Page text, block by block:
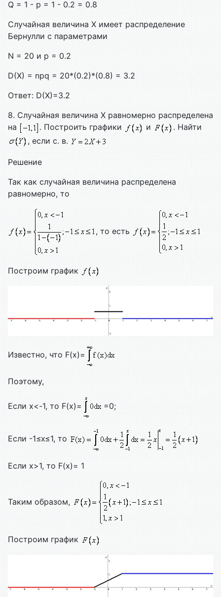
Q = 1 - p = 1 - 0.2 = 0.8
Случайная величина X имеет распределение
Бернулли с параметрами
N = 20 и p = 0.2
D(X) = npq = 20*(0.2)*(0.8) = 3.2
Ответ: D(X)=3.2
8. Случайная величина Х равномерно распределена
на
. Построить графики и
. Найти
, если с. в.
Решение
Так как случайная величина распределена
равномерно, то
, то есть
Построим график
Известно, что F(x)=
Поэтому,
Если х<-1, то F(x)= =0;
Если -1≤х≤1, то
Если х>1, то F(x)= 1
Таким образом,
Построим график